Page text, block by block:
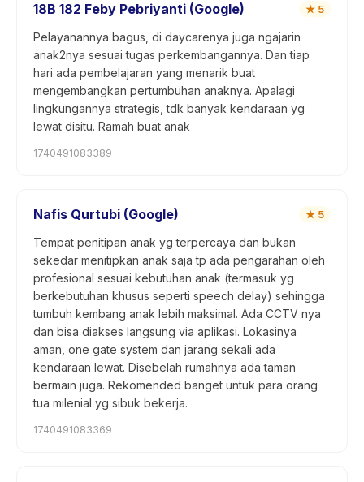
18B 182 Feby Pebriyanti (Google) ★ 5
Pelayanannya bagus, di daycarenya juga ngajarin
anak2nya sesuai tugas perkembangannya. Dan tiap
hari ada pembelajaran yang menarik buat
mengembangkan pertumbuhan anaknya. Apalagi
lingkungannya strategis, tdk banyak kendaraan yg
lewat disitu. Ramah buat anak
1740491083389
Nafis Qurtubi (Google) ★ 5
Tempat penitipan anak yg terpercaya dan bukan
sekedar menitipkan anak saja tp ada pengarahan oleh
profesional sesuai kebutuhan anak (termasuk yg
berkebutuhan khusus seperti speech delay) sehingga
tumbuh kembang anak lebih maksimal. Ada CCTV nya
dan bisa diakses langsung via aplikasi. Lokasinya
aman, one gate system dan jarang sekali ada
kendaraan lewat. Disebelah rumahnya ada taman
bermain juga. Rekomended banget untuk para orang
tua milenial yg sibuk bekerja.
1740491083369